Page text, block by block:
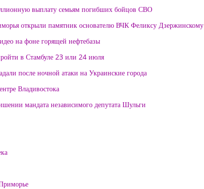
выплату семьям погибших бойцов СВО
открыли памятник основателю ВЧК Феликсу Дзержинскому
на фоне горящей нефтебазы
в Стамбуле 23 или 24 июля
после ночной атаки на Украинские города
Владивостока
мандата независимого депутата Шульги